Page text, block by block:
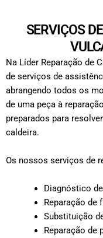
SERVIÇOS
Na Líder Reparação de
de serviços de
abrangendo todos os
de uma peça à
preparados para
caldeira.
Os nossos serviços de
Diagnóstico
Reparação de
Substituição
Reparação de